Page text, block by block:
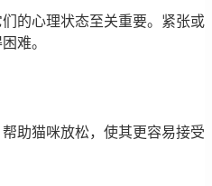
的心理状态至关重要。紧张或
难。
助猫咪放松，使其更容易接受